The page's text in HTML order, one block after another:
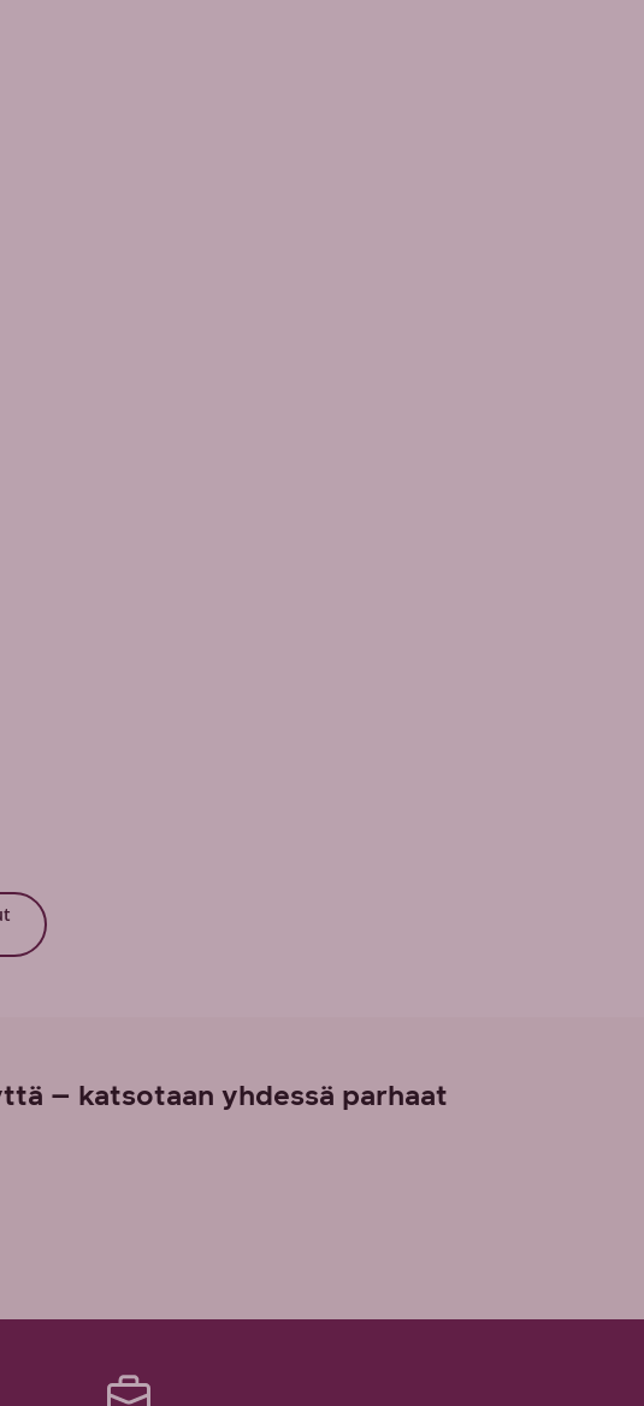
– katsotaan yhdessä parhaat